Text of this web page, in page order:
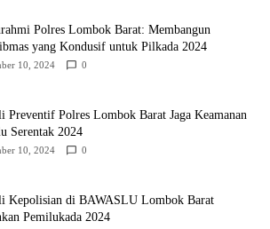
Polres Lombok Barat: Membangun
yang Kondusif untuk Pilkada 2024
10, 2024 0
Preventif Polres Lombok Barat Jaga Keamanan
Serentak 2024
10, 2024 0
Kepolisian di BAWASLU Lombok Barat
Pemilukada 2024